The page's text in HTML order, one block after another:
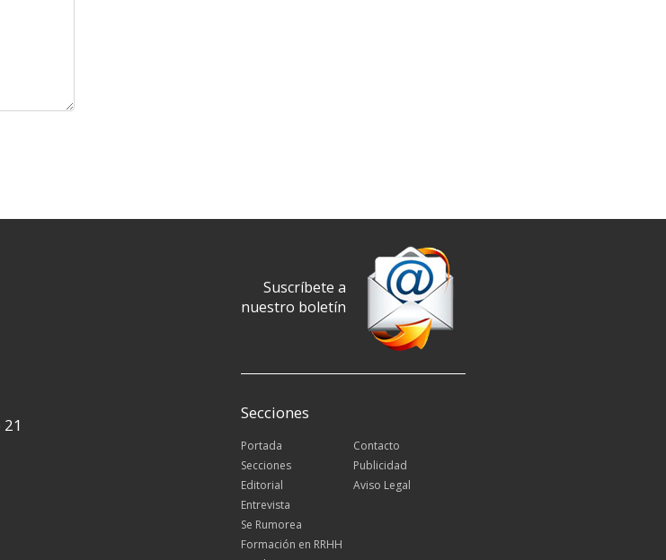
Suscríbete a
nuestro boletín
Secciones
Portada
Secciones
Editorial
Entrevista
Se Rumorea
Formación en RRHH
Contacto
Publicidad
Aviso Legal